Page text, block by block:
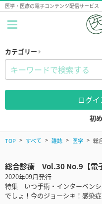
医学・医療の電子コンテンツ配信サービス
カテゴリー
ログ
初
TOP すべて 雑誌 医学 総
総合診療 Vol.30 No.9【電
2020年09月発行
特集 いつ手術・インターベン
でしょ！今のジョーシキ！感染